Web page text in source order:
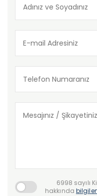
6998 sayılı
hakkında